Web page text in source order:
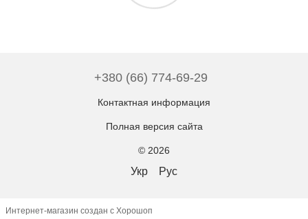
+380 (66) 774-69-29
Контактная информация
Полная версия сайта
© 2026
Укр Рус
Интернет-магазин создан с Хорошоп